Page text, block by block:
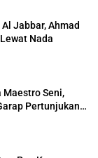
Jabbar, Ahmad
Nada
Maestro Seni,
Pertunjukan